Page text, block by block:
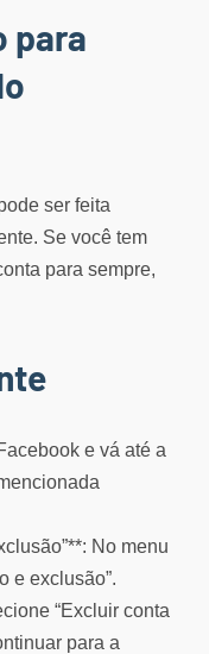
para
ser feita
Se você tem
para sempre,
e vá até a
No menu
e exclusão”.
“Excluir conta
para a